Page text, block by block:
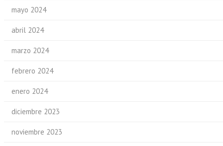
mayo 2024
abril 2024
marzo 2024
febrero 2024
enero 2024
diciembre 2023
noviembre 2023